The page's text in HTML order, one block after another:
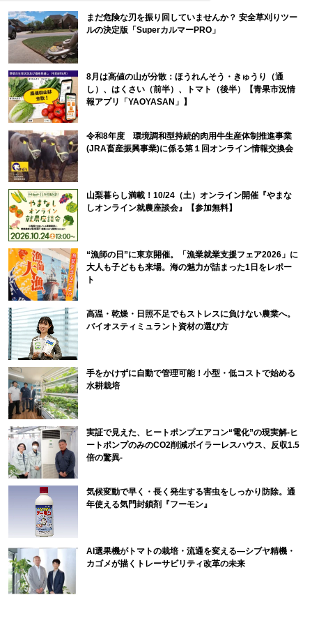
まだ危険な刃を振り回していませんか？ 安全草刈りツー
ルの決定版「SuperカルマーPRO」
8月は高値の山が分散：ほうれんそう・きゅうり（通
し）、はくさい（前半）、トマト（後半）【青果市況情
報アプリ「YAOYASAN」】
令和8年度 環境調和型持続的肉用牛生産体制推進事業
(JRA畜産振興事業)に係る第１回オンライン情報交換会
山梨暮らし満載！10/24（土）オンライン開催『やまな
しオンライン就農座談会』【参加無料】
“漁師の日”に東京開催。「漁業就業支援フェア2026」に
大人も子どもも来場。海の魅力が詰まった1日をレポー
ト
高温・乾燥・日照不足でもストレスに負けない農業へ。
バイオスティミュラント資材の選び方
手をかけずに自動で管理可能！小型・低コストで始める
水耕栽培
実証で見えた、ヒートポンプエアコン“電化”の現実解-ヒ
ートポンプのみのCO2削減ボイラーレスハウス、反収1.5
倍の驚異-
気候変動で早く・長く発生する害虫をしっかり防除。通
年使える気門封鎖剤『フーモン』
AI選果機がトマトの栽培・流通を変える―シブヤ精機・
カゴメが描くトレーサビリティ改革の未来